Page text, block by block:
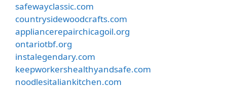
safewayclassic.com
countrysidewoodcrafts.com
appliancerepairchicagoil.org
ontariotbf.org
instalegendary.com
keepworkershealthyandsafe.com
noodlesitaliankitchen.com